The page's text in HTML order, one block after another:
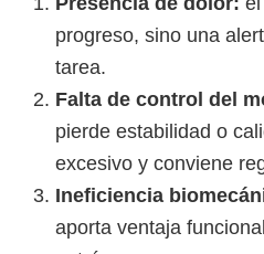
progreso, sino una
tarea.
Falta de control del
pierde estabilidad o
excesivo y conviene
Ineficiencia
aporta ventaja